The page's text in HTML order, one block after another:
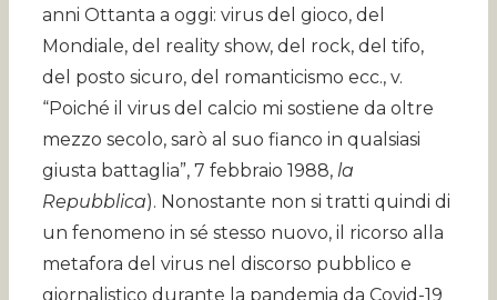
anni Ottanta a oggi: virus del gioco, del
Mondiale, del reality show, del rock, del tifo,
del posto sicuro, del romanticismo ecc., v.
“Poiché il virus del calcio mi sostiene da oltre
mezzo secolo, sarò al suo fianco in qualsiasi
giusta battaglia”, 7 febbraio 1988, la
Repubblica). Nonostante non si tratti quindi di
un fenomeno in sé stesso nuovo, il ricorso alla
metafora del virus nel discorso pubblico e
giornalistico durante la pandemia da Covid-19